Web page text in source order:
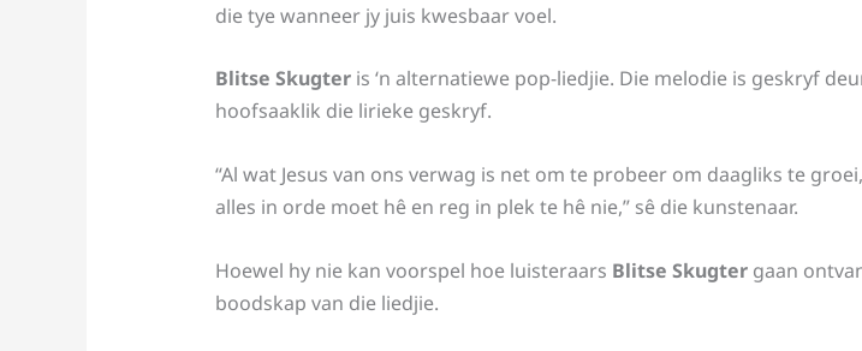
die tye wanneer jy juis kwesbaar voel.
Blitse Skugteris ‘n alternatiewe pop-liedjie. Die melodie is geskryf
hoofsaaklik die lirieke geskryf.
“Al wat Jesus van ons verwag is net om te probeer om daagliks te
alles in orde moet hê en reg in plek te hê nie,” sê die kunstenaar.
Hoewel hy nie kan voorspel hoe luisteraars Blitse Skugtergaan
boodskap van die liedjie.